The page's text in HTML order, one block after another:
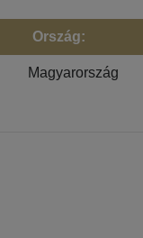
Ország:
Magyarország